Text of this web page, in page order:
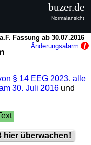
a.F. Fassung ab 30.07.2016
Änderungsalarm
§ 14 EEG 2023,alle
30. Juli 2016 und
hier überwachen!
buzer.de
Normalansicht